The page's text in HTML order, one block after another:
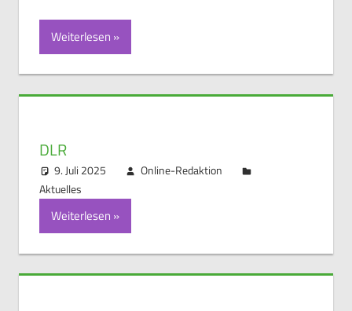
Weiterlesen
DLR
9. Juli 2025
Online-Redaktion
Aktuelles
Weiterlesen